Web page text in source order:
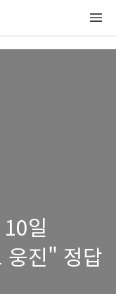
일
웅진" 정답